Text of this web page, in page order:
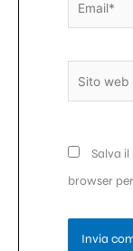
web
Salva
browser